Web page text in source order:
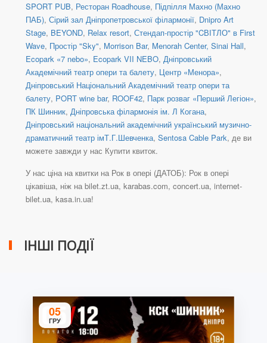
SPORT PUB, Ресторан Roadhouse, Підпілля Махно (Махно
ПАБ), Сірий зал Дніпропетровської філармонії, Dnipro Art
Stage, BEYOND, Relax resort, Стендап-простір "CВІТЛО" в First
Wave, Простір "Sky", Morrison Bar, Menorah Center, Sinai Hall,
Ecopark «7 nebo», Ecopark VII NEBO, Дніпровський
Академічний театр опери та балету, Центр «Менора»,
Дніпровський Національний Академічний театр опери та
балету, PORT wine bar, ROOF42, Парк розваг «Перший Легіон»,
ПК Шинник, Дніпровська філармонія ім. Л Когана,
Дніпровський національний академічний український музично-
драматичний театр імТ.Г.Шевченка, Sentosa Cable Park, де ви
можете завжди у нас Купити квиток.
У нас ціна на квитки на Рок в опері (ДАТОБ): Рок в опері
цікавіша, ніж на bilet.zt.ua, karabas.com, concert.ua, internet-
bilet.ua, kasa.in.ua!
ІНШІ ПОДІЇ
05
ГРУ